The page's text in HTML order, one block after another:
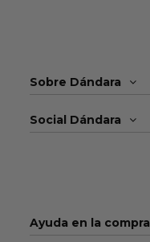
Sobre Dándara
Social Dándara
Ayuda en la compra